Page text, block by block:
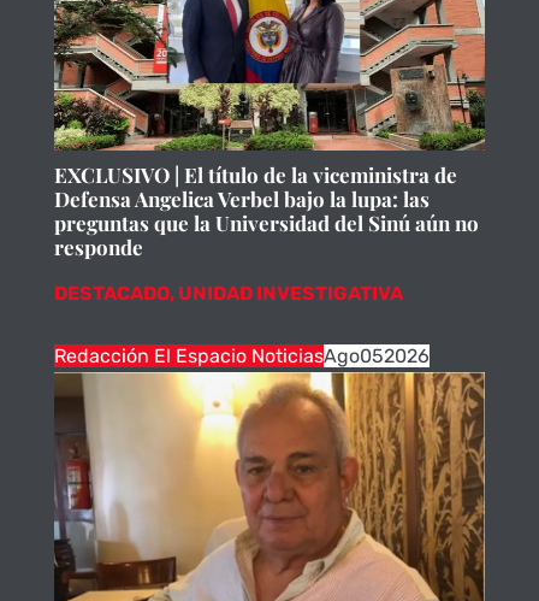
EXCLUSIVO | El título de la viceministra de
Defensa Angelica Verbel bajo la lupa: las
preguntas que la Universidad del Sinú aún no
responde
DESTACADO, UNIDAD INVESTIGATIVA
Redacción El Espacio NoticiasAgo052026